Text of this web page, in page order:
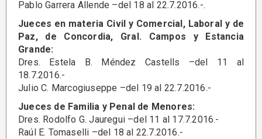
Pablo Garrera Allende –del 18 al 22.7.2016.-.
Jueces en materia Civil y Comercial, Laboral y de
Paz, de Concordia, Gral. Campos y Estancia
Grande:
Dres. Estela B. Méndez Castells –del 11 al
18.7.2016.-
Julio C. Marcogiuseppe –del 19 al 22.7.2016.-
Jueces de Familia y Penal de Menores:
Dres. Rodolfo G. Jauregui –del 11 al 17.7.2016.-
Raúl E. Tomaselli –del 18 al 22.7.2016.-